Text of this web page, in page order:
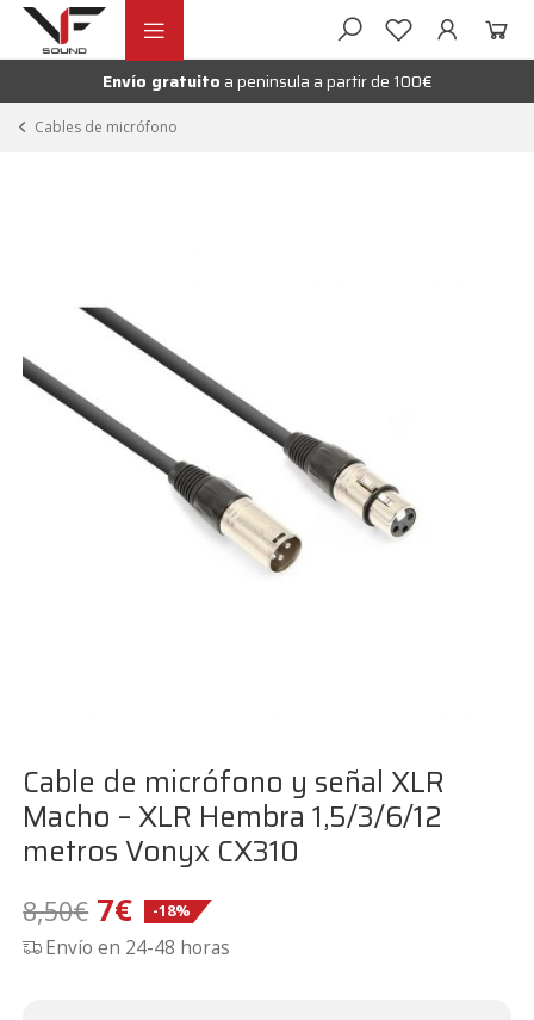
Ir
navegación
Ir
contenidoEnvío gratuito a peninsula a partir de 100€
Cables de micrófono
Cable de micrófono y señal XLR
Macho – XLR Hembra 1,5/3/6/12
metros Vonyx CX310
8,50€ El
precio
7€El
precio
-18%
Envío en 24-48 horas